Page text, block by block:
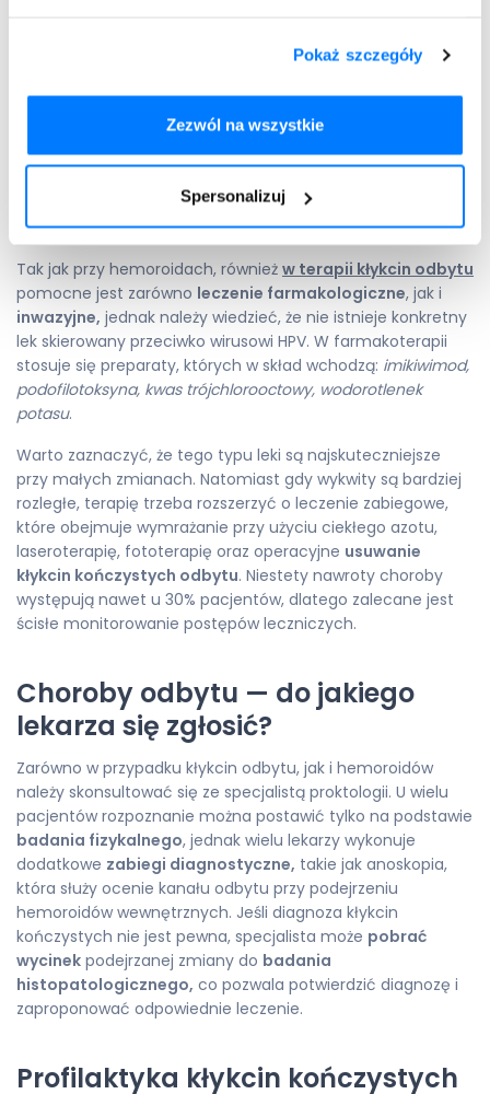
Pokaż szczegóły
Zezwól na wszystkie
Spersonalizuj
metod mało inwazyjnych, do których należą:gumkowanie
sytuacji, gdy wymienione sposoby nie dają rezultatów,
ostatnią deską ratunku jestleczenie chirurgiczne,które
Jest to jednak zabieg bardziej ryzykowny i obarczony
poważniejszymi powikłaniami.
Tak jak przy hemoroidach, również w terapii kłykcin odbytu
pomocne jest zarówno leczenie farmakologiczne, jak i
inwazyjne, jednak należy wiedzieć, że nie istnieje konkretny
lek skierowany przeciwko wirusowi HPV. W farmakoterapii
stosuje się preparaty, których w skład wchodzą: imikiwimod,
podofilotoksyna, kwas trójchlorooctowy, wodorotlenek
potasu.
Warto zaznaczyć, że tego typu leki są najskuteczniejsze
przy małych zmianach. Natomiast gdy wykwity są bardziej
rozległe, terapię trzeba rozszerzyć o leczenie zabiegowe,
które obejmuje wymrażanie przy użyciu ciekłego azotu,
laseroterapię, fototerapię oraz operacyjne usuwanie
kłykcin kończystych odbytu. Niestety nawroty choroby
występują nawet u 30% pacjentów, dlatego zalecane jest
ścisłe monitorowanie postępów leczniczych.
Choroby odbytu — do jakiego
lekarza się zgłosić?
Zarówno w przypadku kłykcin odbytu, jak i hemoroidów
należy skonsultować się ze specjalistą proktologii. U wielu
pacjentów rozpoznanie można postawić tylko na podstawie
badania fizykalnego, jednak wielu lekarzy wykonuje
dodatkowe zabiegi diagnostyczne, takie jak anoskopia,
która służy ocenie kanału odbytu przy podejrzeniu
hemoroidów wewnętrznych. Jeśli diagnoza kłykcin
kończystych nie jest pewna, specjalista może pobrać
wycinek podejrzanej zmiany do badania
histopatologicznego, co pozwala potwierdzić diagnozę i
zaproponować odpowiednie leczenie.
Profilaktyka kłykcin kończystych